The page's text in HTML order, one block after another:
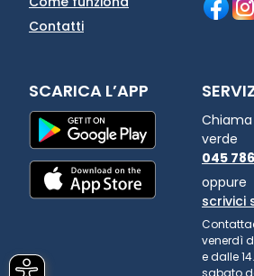
Contatti
SCARICA L’APP
verde
045
oppure
scrivici
venerdì
e dalle
sabato